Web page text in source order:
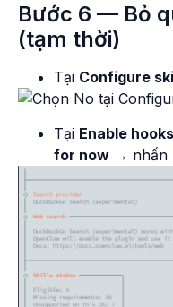
Bước 6 — Bỏ
(tạm thời)
Tại Configure
Tại Enable
for now → nhấn